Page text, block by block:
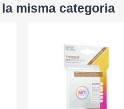
misma categoria